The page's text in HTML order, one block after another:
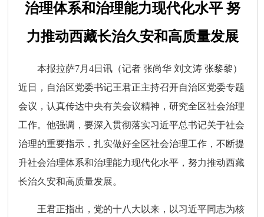
治理体系和治理能力现代化水平 努
力推动西藏长治久安和高质量发展
本报拉萨7月4日讯（记者 张尚华 刘文涛 张黎黎）
近日，自治区党委书记王君正主持召开自治区党委专题
会议，认真传达中央有关会议精神，研究全区社会治理
工作。他强调，要深入贯彻落实习近平总书记关于社会
治理的重要指示，扎实做好全区社会治理工作，不断提
升社会治理体系和治理能力现代化水平，努力推动西藏
长治久安和高质量发展。
王君正指出，党的十八大以来，以习近平同志为核